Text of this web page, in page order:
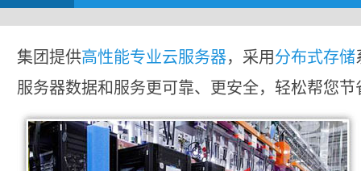
集团提供高性能专业云服务器，采用分布式存储
服务器数据和服务更可靠、更安全，轻松帮您节